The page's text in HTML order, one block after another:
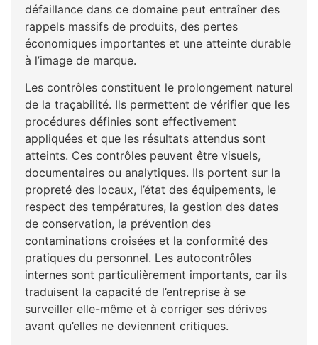
défaillance dans ce domaine peut entraîner des
rappels massifs de produits, des pertes
économiques importantes et une atteinte durable
à l’image de marque.
Les contrôles constituent le prolongement naturel
de la traçabilité. Ils permettent de vérifier que les
procédures définies sont effectivement
appliquées et que les résultats attendus sont
atteints. Ces contrôles peuvent être visuels,
documentaires ou analytiques. Ils portent sur la
propreté des locaux, l’état des équipements, le
respect des températures, la gestion des dates
de conservation, la prévention des
contaminations croisées et la conformité des
pratiques du personnel. Les autocontrôles
internes sont particulièrement importants, car ils
traduisent la capacité de l’entreprise à se
surveiller elle-même et à corriger ses dérives
avant qu’elles ne deviennent critiques.